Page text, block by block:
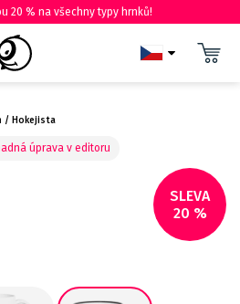
20 % na všechny typy hrnků!
Hokejista
SLEVA
20 %